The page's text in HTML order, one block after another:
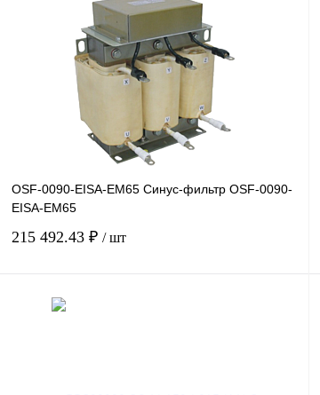
OSF-0090-EISA-EM65 Синус-фильтр OSF-0090-
EISA-EM65
215 492.43 ₽ / шт